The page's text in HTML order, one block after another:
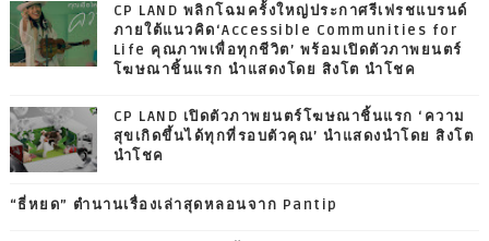
CP LAND พลิกโฉมครั้งใหญ่ประกาศรีเฟรชแบรนด์
ภายใต้แนวคิด‘Accessible Communities for
Life คุณภาพเพื่อทุกชีวิต’ พร้อมเปิดตัวภาพยนตร์
โฆษณาชิ้นแรก นำแสดงโดย สิงโต นำโชค
CP LAND เปิดตัวภาพยนตร์โฆษณาชิ้นแรก ‘ความ
สุขเกิดขึ้นได้ทุกที่รอบตัวคุณ’ นำแสดงนำโดย สิงโต
นำโชค
“ธี่หยด” ตำนานเรื่องเล่าสุดหลอนจาก Pantip